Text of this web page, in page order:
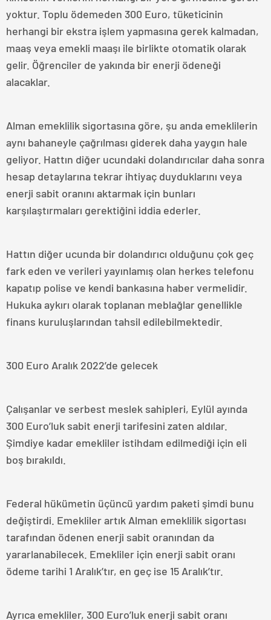
yoktur. Toplu ödemeden 300 Euro, tüketicinin
herhangi bir ekstra işlem yapmasına gerek kalmadan,
maaş veya emekli maaşı ile birlikte otomatik olarak
gelir. Öğrenciler de yakında bir enerji ödeneği
alacaklar.
Alman emeklilik sigortasına göre, şu anda emeklilerin
aynı bahaneyle çağrılması giderek daha yaygın hale
geliyor. Hattın diğer ucundaki dolandırıcılar daha sonra
hesap detaylarına tekrar ihtiyaç duyduklarını veya
enerji sabit oranını aktarmak için bunları
karşılaştırmaları gerektiğini iddia ederler.
Hattın diğer ucunda bir dolandırıcı olduğunu çok geç
fark eden ve verileri yayınlamış olan herkes telefonu
kapatıp polise ve kendi bankasına haber vermelidir.
Hukuka aykırı olarak toplanan meblağlar genellikle
finans kuruluşlarından tahsil edilebilmektedir.
300 Euro Aralık 2022’de gelecek
Çalışanlar ve serbest meslek sahipleri, Eylül ayında
300 Euro’luk sabit enerji tarifesini zaten aldılar.
Şimdiye kadar emekliler istihdam edilmediği için eli
boş bırakıldı.
Federal hükümetin üçüncü yardım paketi şimdi bunu
değiştirdi. Emekliler artık Alman emeklilik sigortası
tarafından ödenen enerji sabit oranından da
yararlanabilecek. Emekliler için enerji sabit oranı
ödeme tarihi 1 Aralık’tır, en geç ise 15 Aralık’tır.
Ayrıca emekliler, 300 Euro’luk enerji sabit oranı